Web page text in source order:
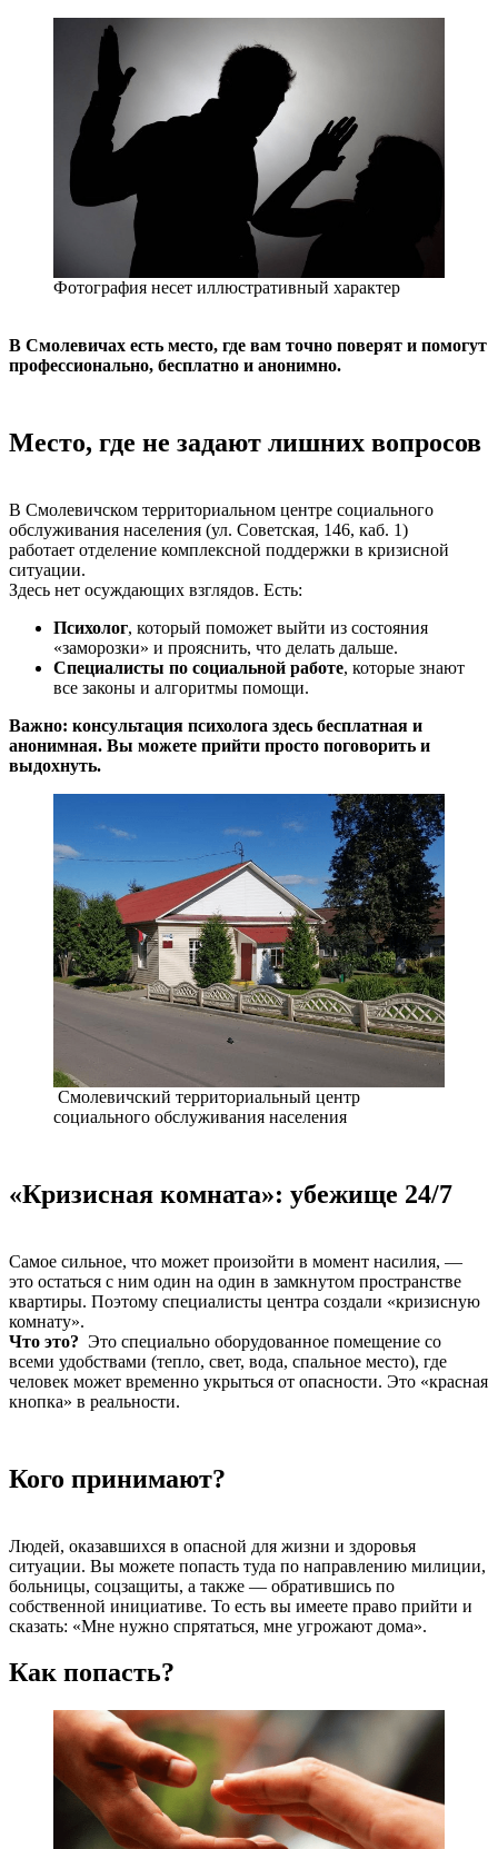
Фотография несет иллюстративный характер
В Смолевичах есть место, где вам точно поверят и помогут
профессионально, бесплатно и анонимно.
Место, где не задают лишних вопросов
В Смолевичском территориальном центре социального
обслуживания населения (ул. Советская, 146, каб. 1)
работает отделение комплексной поддержки в кризисной
ситуации.
Здесь нет осуждающих взглядов. Есть:
Психолог, который поможет выйти из состояния
«заморозки» и прояснить, что делать дальше.
Специалисты по социальной работе, которые знают
все законы и алгоритмы помощи.
Важно: консультация психолога здесь бесплатная и
анонимная. Вы можете прийти просто поговорить и
выдохнуть.
Смолевичский территориальный центр
социального обслуживания населения
«Кризисная комната»: убежище 24/7
Самое сильное, что может произойти в момент насилия, —
это остаться с ним один на один в замкнутом пространстве
квартиры. Поэтому специалисты центра создали «кризисную
комнату».
Что это? Это специально оборудованное помещение со
всеми удобствами (тепло, свет, вода, спальное место), где
человек может временно укрыться от опасности. Это «красная
кнопка» в реальности.
Кого принимают?
Людей, оказавшихся в опасной для жизни и здоровья
ситуации. Вы можете попасть туда по направлению милиции,
больницы, соцзащиты, а также — обратившись по
собственной инициативе. То есть вы имеете право прийти и
сказать: «Мне нужно спрятаться, мне угрожают дома».
Как попасть?